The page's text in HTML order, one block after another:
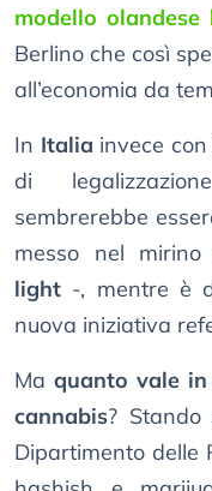
modello
Berlino che così
all’economia da
In Italia invece
di
sembrerebbe
messo nel
light -, mentre è
nuova iniziativa
Ma quanto vale
cannabis?
Dipartimento delle